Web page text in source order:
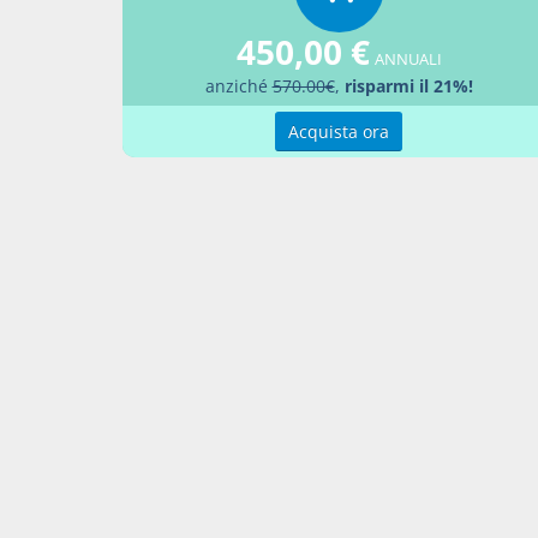
effetti
luglio
fra lo
2005,
450,00 € ANNUALI
anziché570.00€, risparmi il 21%!
Acquista ora